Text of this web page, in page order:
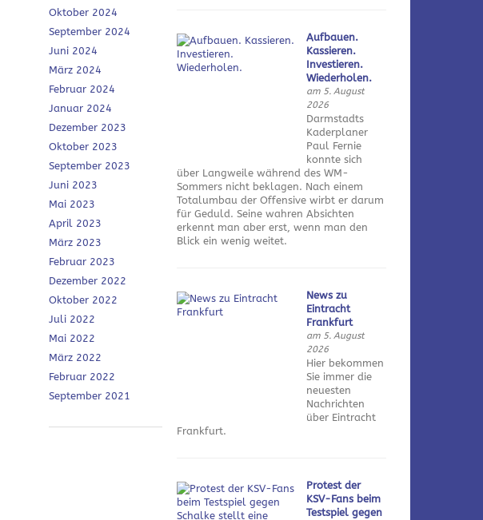
Oktober 2024
September 2024
Juni 2024
März 2024
Februar 2024
Januar 2024
Dezember 2023
Oktober 2023
September 2023
Juni 2023
Mai 2023
April 2023
März 2023
Februar 2023
Dezember 2022
Oktober 2022
Juli 2022
Mai 2022
März 2022
Februar 2022
September 2021
Aufbauen.
Kassieren.
Investieren.
Wiederholen.
am 5. August
2026
Darmstadts
Kaderplaner
Paul Fernie
konnte sich
über Langweile während des WM-
Sommers nicht beklagen. Nach einem
Totalumbau der Offensive wirbt er darum
für Geduld. Seine wahren Absichten
erkennt man aber erst, wenn man den
Blick ein wenig weitet.
News zu
Eintracht
Frankfurt
am 5. August
2026
Hier bekommen
Sie immer die
neuesten
Nachrichten
über Eintracht
Frankfurt.
Protest der
KSV-Fans beim
Testspiel gegen